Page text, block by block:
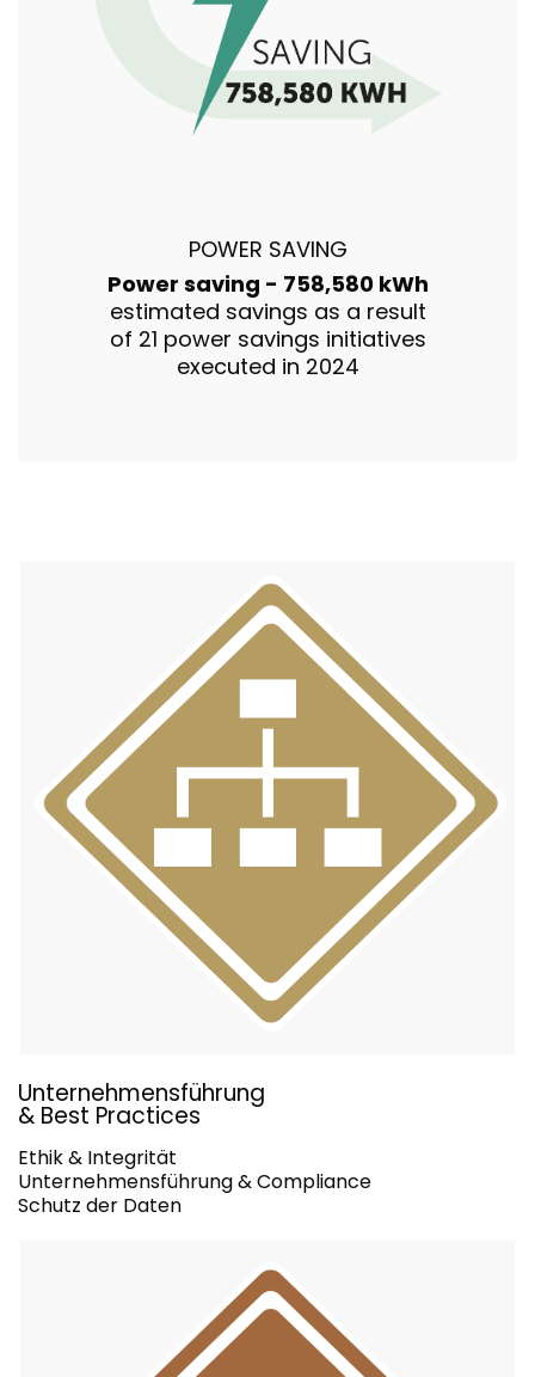
POWER SAVING
Power saving - 758,580 kWh
estimated savings as a result
of 21 power savings initiatives
executed in 2024
Unternehmensführung
& Best Practices
Ethik & Integrität
Unternehmensführung & Compliance
Schutz der Daten